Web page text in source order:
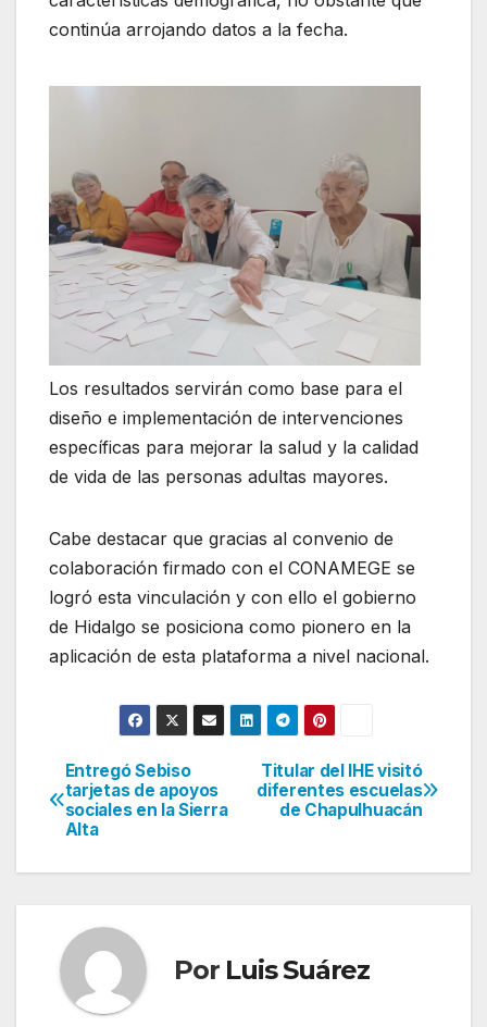
continúa arrojando datos a la fecha.
Los resultados servirán como base para el
diseño e implementación de intervenciones
específicas para mejorar la salud y la calidad
de vida de las personas adultas mayores.
Cabe destacar que gracias al convenio de
colaboración firmado con el CONAMEGE se
logró esta vinculación y con ello el gobierno
de Hidalgo se posiciona como pionero en la
aplicación de esta plataforma a nivel nacional.
Navegación
de
entradas
Titular del IHE visitó
diferentes escuelas
de Chapulhuacán
Entregó Sebiso
tarjetas de apoyos
sociales en la Sierra
Alta
Por Luis Suárez